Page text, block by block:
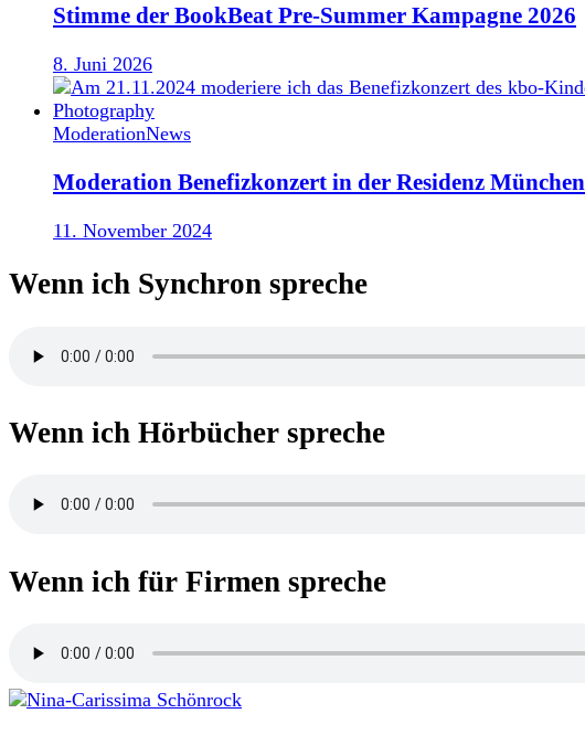
Stimme der BookBeat Pre-Summer Kampagne 2026
8. Juni 2026
ModerationNews
Moderation Benefizkonzert in der Residenz München
11. November 2024
Wenn ich Synchron spreche
Wenn ich Hörbücher spreche
Wenn ich für Firmen spreche